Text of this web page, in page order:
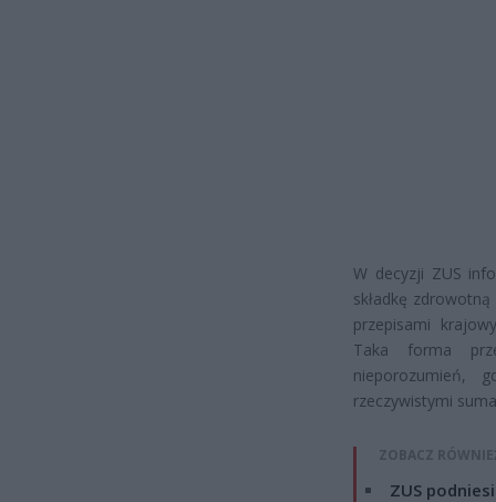
W decyzji ZUS
składkę
przepisami
Taka forma
nieporozumień,
rzeczywistymi
ZOBACZ
ZUS